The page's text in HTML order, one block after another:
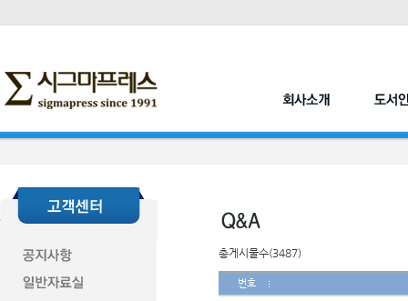
총게시물수(3487)
번호